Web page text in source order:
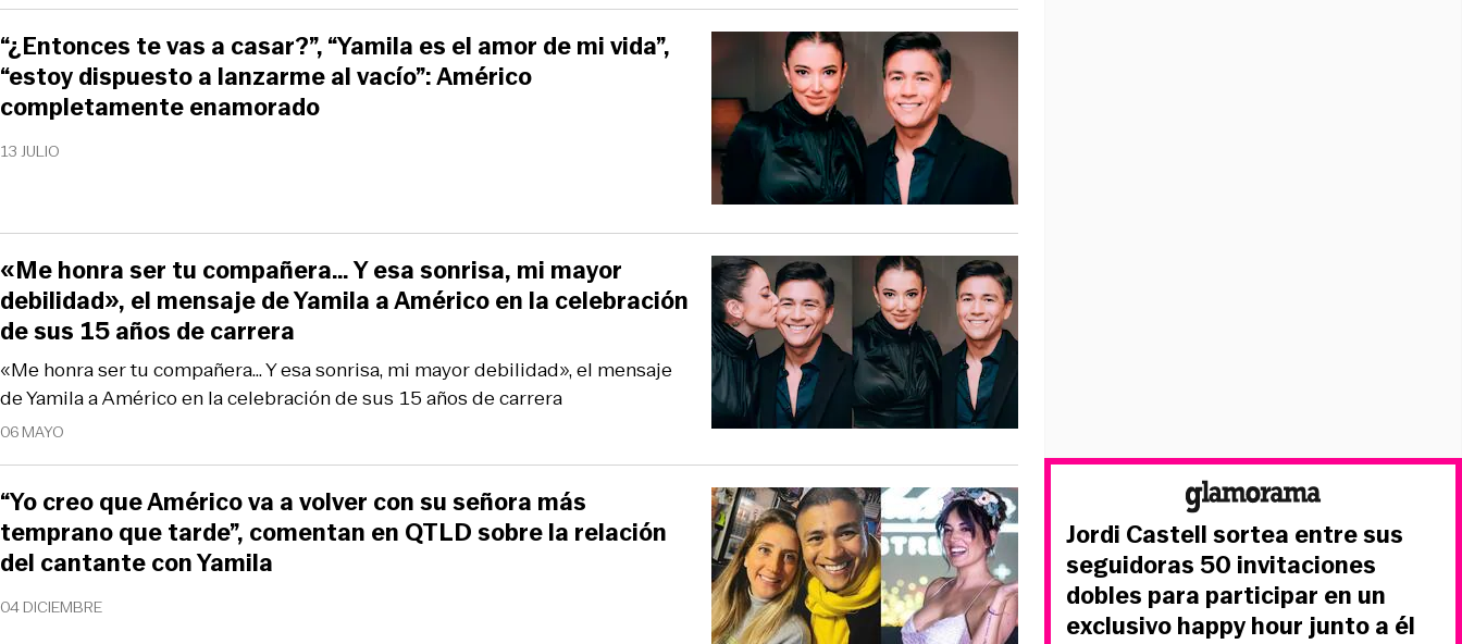
13 JULIO
“¿Entonces te vas a casar?”, “Yamila es el amor de mi vida”,
“estoy dispuesto a lanzarme al vacío”: Américo
completamente enamorado
06 MAYO
«Me honra ser tu compañera… Y esa sonrisa, mi mayor debilidad», el mensaje
de Yamila a Américo en la celebración de sus 15 años de carrera
«Me honra ser tu compañera… Y esa sonrisa, mi mayor
debilidad», el mensaje de Yamila a Américo en la celebración
de sus 15 años de carrera
04 DICIEMBRE
“Yo creo que Américo va a volver con su señora más
temprano que tarde”, comentan en QTLD sobre la relación
del cantante con Yamila
Jordi Castell sortea entre sus
seguidoras 50 invitaciones
dobles para participar en un
exclusivo happy hour junto a él